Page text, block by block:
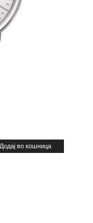
Додај во кошница